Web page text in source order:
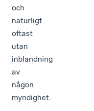
och
naturligt
oftast
utan
inblandning
av
någon
myndighet.